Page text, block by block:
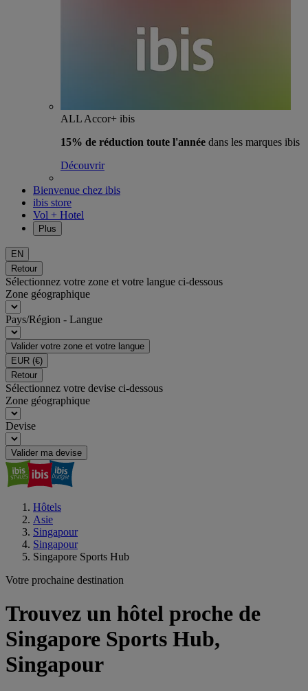
ALL Accor+ ibis
15% de réduction toute l'année dans les marques ibis
Découvrir
Bienvenue chez ibis
ibis store
Vol + Hotel
Plus
EN
Retour
Sélectionnez votre zone et votre langue ci-dessous
Zone géographique
Pays/Région - Langue
Valider votre zone et votre langue
EUR (€)
Retour
Sélectionnez votre devise ci-dessous
Zone géographique
Devise
Valider ma devise
Hôtels
Asie
Singapour
Singapour
Singapore Sports Hub
Votre prochaine destination
Trouvez un hôtel proche de
Singapore Sports Hub,
Singapour